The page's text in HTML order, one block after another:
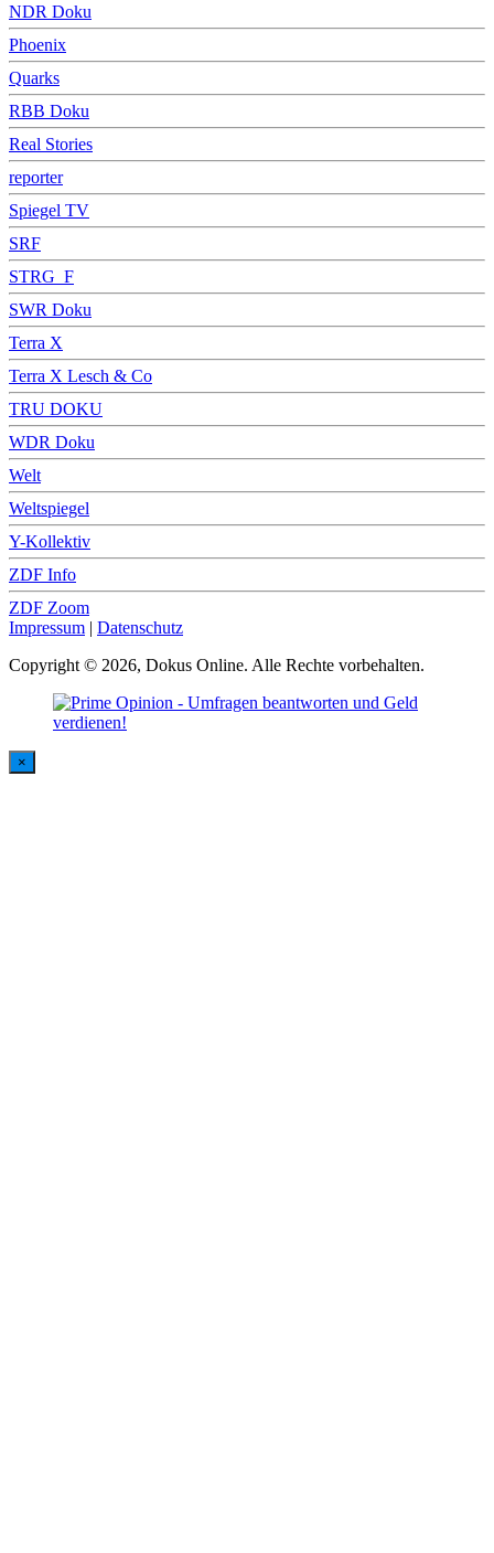
NDR Doku
Phoenix
Quarks
RBB Doku
Real Stories
reporter
Spiegel TV
SRF
STRG_F
SWR Doku
Terra X
Terra X Lesch & Co
TRU DOKU
WDR Doku
Welt
Weltspiegel
Y-Kollektiv
ZDF Info
ZDF Zoom
Impressum | Datenschutz
Copyright © 2026, Dokus Online. Alle Rechte vorbehalten.
×